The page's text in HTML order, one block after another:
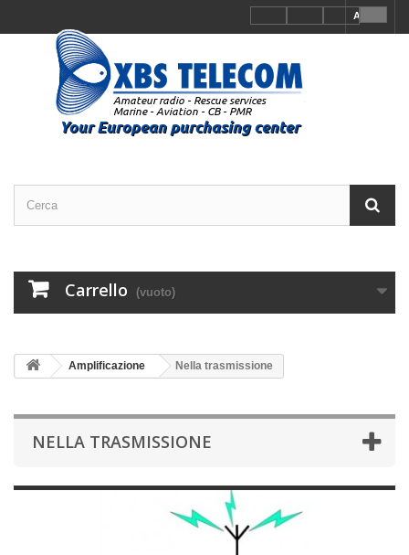
Accedi
Carrello (vuoto)
Amplificazione Nella trasmissione
NELLA TRASMISSIONE